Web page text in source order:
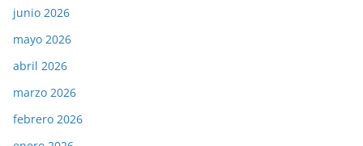
junio 2026
mayo 2026
abril 2026
marzo 2026
febrero 2026